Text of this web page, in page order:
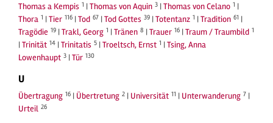
Thomas a Kempis 1 |Thomas von Aquin 3 |Thomas von Celano 1 |
Thora 1 |Tier 116 |Tod 67 |Tod Gottes 39 |Totentanz 1 |Tradition 61 |
Tragödie 19 |Trakl, Georg 1 |Tränen 8 |Trauer 16 |Traum / Traumbild 1
|Trinität 14 |Trinitatis 5 |Troeltsch, Ernst 1 |Tsing, Anna
Lowenhaupt 3 |Tür 130
U
Übertragung 16 | Übertretung 2 | Universität 11 | Unterwanderung 7 |
Urteil 26